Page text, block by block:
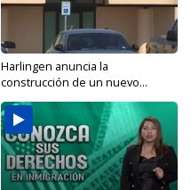
Harlingen anuncia la
construcción de un nuevo...